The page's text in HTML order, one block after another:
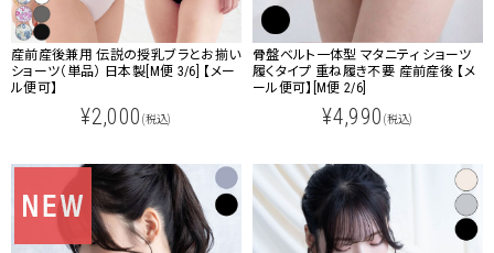
産前産後兼用 伝説の授乳ブラとお揃い
ショーツ（単品） 日本製[M便 3/6] 【メー
ル便可】
¥2,000 (税込)
骨盤ベルト一体型 マタニティ ショーツ
履くタイプ 重ね履き不要 産前産後 【メ
ール便可】[M便 2/6]
¥4,990 (税込)